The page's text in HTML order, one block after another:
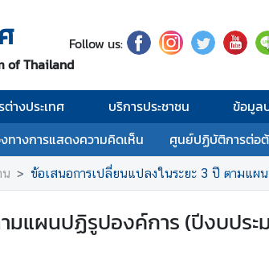
of Thailand
Follow us:
างประเทศ บริการประชาชน ข้อมูล
ทางการแสดงความคิดเห็น ศูนย์ปฏิบัติการต่อ
ข้อเสนอการเปลี่ยนแปลงในระยะ 3 ปี ตามแผ
มแผนปฏิรูปองค์การ (ปีงบปร